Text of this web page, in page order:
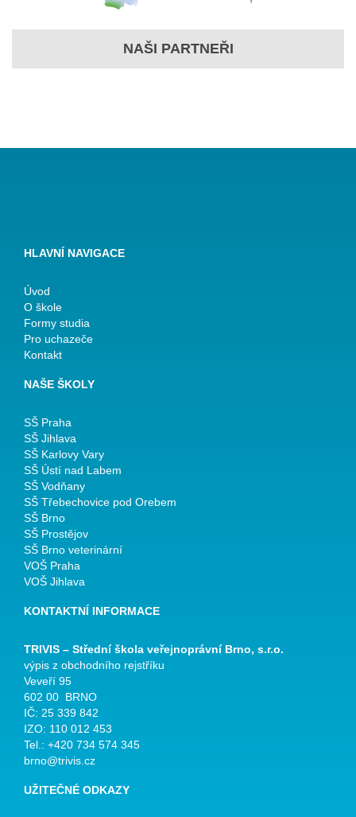
NAŠI PARTNEŘI
HLAVNÍ NAVIGACE
Úvod
O škole
Formy studia
Pro uchazeče
Kontakt
NAŠE ŠKOLY
SŠ Praha
SŠ Jihlava
SŠ Karlovy Vary
SŠ Ústí nad Labem
SŠ Vodňany
SŠ Třebechovice pod Orebem
SŠ Brno
SŠ Prostějov
SŠ Brno veterinární
VOŠ Praha
VOŠ Jihlava
KONTAKTNÍ INFORMACE
TRIVIS – Střední škola veřejnoprávní Brno, s.r.o.
výpis z obchodního rejstříku
Veveří 95
602 00 BRNO
IČ: 25 339 842
IZO: 110 012 453
Tel.: +420 734 574 345
brno@trivis.cz
UŽITEČNÉ ODKAZY